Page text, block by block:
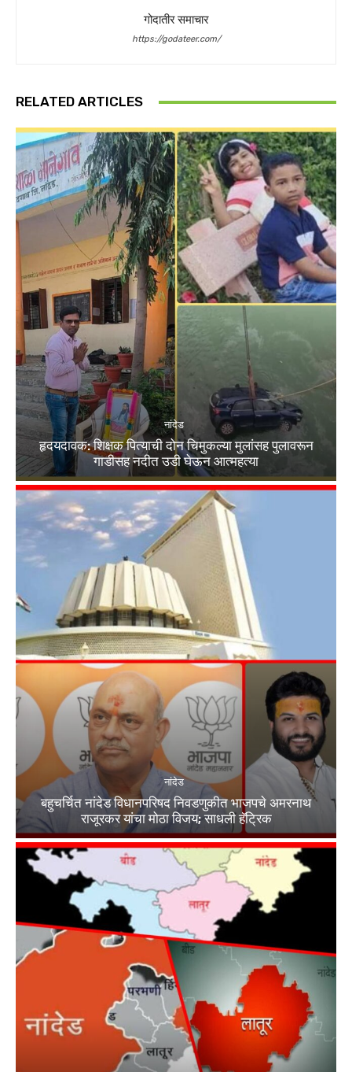
गोदातीर समाचार
https://godateer.com/
RELATED ARTICLES
नांदेड
हृदयदावक: शिक्षक पित्याची दोन चिमुकल्या मुलांसह पुलावरून
गाडीसह नदीत उडी घेऊन आत्महत्या
नांदेड
बहुचर्चित नांदेड विधानपरिषद निवडणुकीत भाजपचे अमरनाथ
राजूरकर यांचा मोठा विजय; साधली हॅट्रिक